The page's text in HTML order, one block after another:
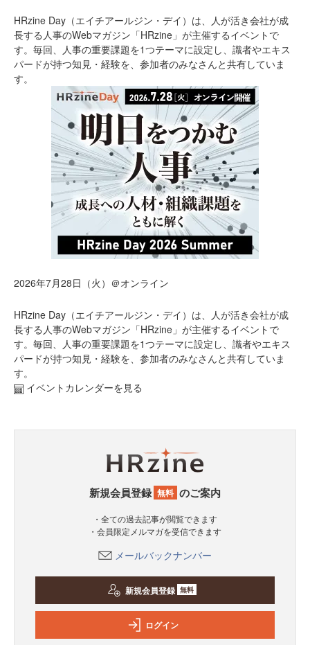
HRzine Day（エイチアールジン・デイ）は、人が活き会社が成
長する人事のWebマガジン「HRzine」が主催するイベントで
す。毎回、人事の重要課題を1つテーマに設定し、識者やエキス
パードが持つ知見・経験を、参加者のみなさんと共有していま
す。
2026年7月28日（火）＠オンライン
HRzine Day（エイチアールジン・デイ）は、人が活き会社が成
長する人事のWebマガジン「HRzine」が主催するイベントで
す。毎回、人事の重要課題を1つテーマに設定し、識者やエキス
パードが持つ知見・経験を、参加者のみなさんと共有していま
す。
イベントカレンダーを見る
新規会員登録 無料 のご案内
・全ての過去記事が閲覧できます
・会員限定メルマガを受信できます
メールバックナンバー
新規会員登録 無料
ログイン